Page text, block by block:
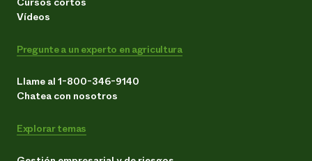
Vídeos
Pregunte a un experto en agricultura
Llame al 1-800-346-9140
Chatea con nosotros
Explorar temas